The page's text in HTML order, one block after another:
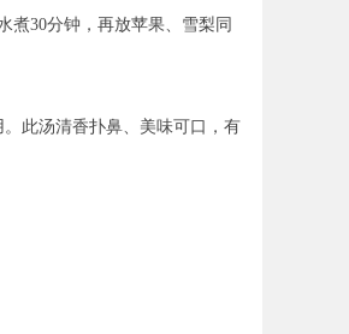
煮30分钟，再放苹果、雪梨同
此汤清香扑鼻、美味可口，有